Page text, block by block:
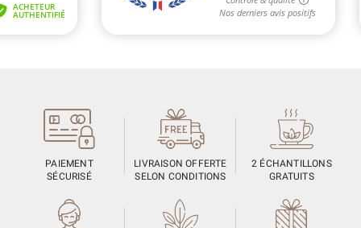
PAIEMENT
SÉCURISÉ
LIVRAISON OFFERTE
SELON CONDITIONS
2 ÉCHANTILLONS
GRATUITS